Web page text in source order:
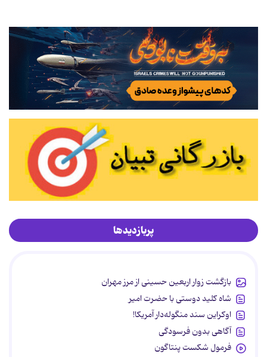
پربازدیدها
بازگشت زوار اربعین حسینی از مرز مهران
شاه کلید دوستی با حضرت امیر
اوکراین سند منگوله‌دار آمریکا!
آگاهی بدون فرسودگی
فرمول شکست پنتاگون